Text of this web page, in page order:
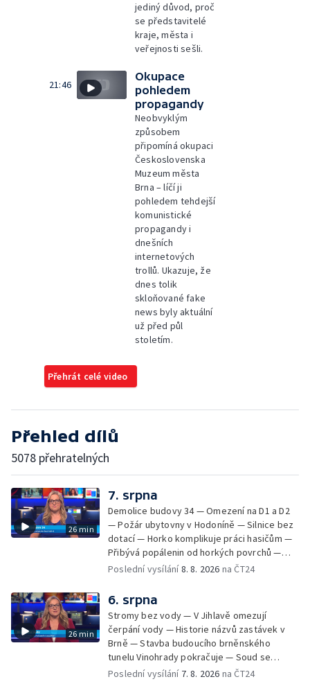
jediný důvod, proč
se představitelé
kraje, města i
veřejnosti sešli.
21:46
Okupace
pohledem
propagandy
Neobvyklým
způsobem
připomíná okupaci
Československa
Muzeum města
Brna – líčí ji
pohledem tehdejší
komunistické
propagandy i
dnešních
internetových
trollů. Ukazuje, že
dnes tolik
skloňované fake
news byly aktuální
už před půl
stoletím.
Přehrát celé video
Přehled dílů
5078 přehratelných
26 min
7. srpna
Demolice budovy 34 — Omezení na D1 a D2
— Požár ubytovny v Hodoníně — Silnice bez
dotací — Horko komplikuje práci hasičům —
Přibývá popálenin od horkých povrchů —
Začíná prodej burčáku — Vedra komplikují
Poslední vysílání8. 8. 2026 na ČT24
26 min
6. srpna
Stromy bez vody — V Jihlavě omezují
čerpání vody — Historie názvů zastávek v
Brně — Stavba budoucího brněnského
tunelu Vinohrady pokračuje — Soud se
žhářem zlínského baru — Odložení bourání
Poslední vysílání 7. 8. 2026 na ČT24